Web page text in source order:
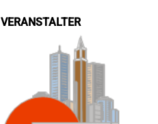
VERANSTALTER